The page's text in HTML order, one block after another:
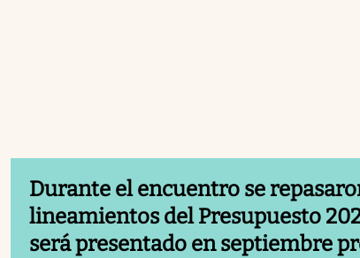
Durante el encuentro se
lineamientos del Presupuesto
será presentado en septiembre